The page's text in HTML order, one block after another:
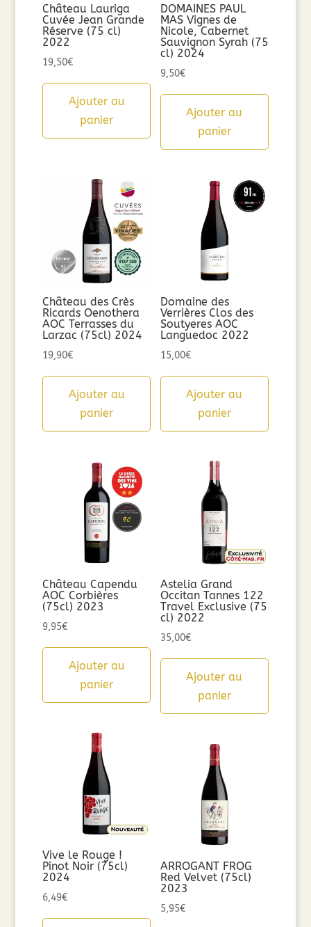
Château Lauriga
Cuvée Jean Grande
Réserve (75 cl)
2022
19,50€
Ajouter au
panier
DOMAINES PAUL
MAS Vignes de
Nicole, Cabernet
Sauvignon Syrah (75
cl) 2024
9,50€
Ajouter au
panier
Château des Crès
Ricards Oenothera
AOC Terrasses du
Larzac (75cl) 2024
19,90€
Ajouter au
panier
Domaine des
Verrières Clos des
Soutyeres AOC
Languedoc 2022
15,00€
Ajouter au
panier
Château Capendu
AOC Corbières
(75cl) 2023
9,95€
Ajouter au
panier
Astelia Grand
Occitan Tannes 122
Travel Exclusive (75
cl) 2022
35,00€
Ajouter au
panier
Vive le Rouge !
Pinot Noir (75cl)
2024
6,49€
ARROGANT FROG
Red Velvet (75cl)
2023
5,95€